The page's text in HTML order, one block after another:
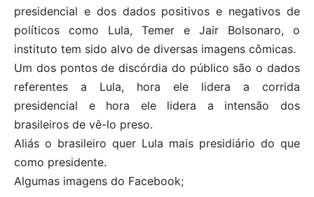
presidencial e dos dados positivos e negativos de
políticos como Lula, Temer e Jair Bolsonaro, o
instituto tem sido alvo de diversas imagens cômicas.
Um dos pontos de discórdia do público são o dados
referentes a Lula, hora ele lidera a corrida
presidencial e hora ele lidera a intensão dos
brasileiros de vê-lo preso.
Aliás o brasileiro quer Lula mais presidiário do que
como presidente.
Algumas imagens do Facebook;